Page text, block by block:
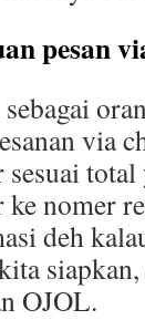
pesan
via
sesuai
ke nomer
deh
OJOL.